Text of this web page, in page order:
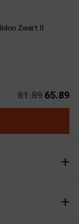
Zwart II
81.89 65.89